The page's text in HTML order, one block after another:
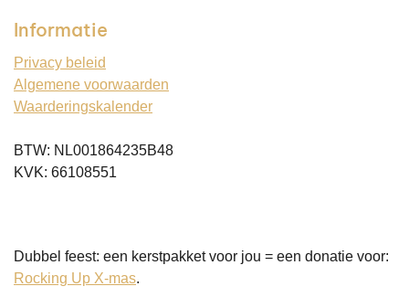
Informatie
Privacy beleid
Algemene voorwaarden
Waarderingskalender
BTW: NL001864235B48
KVK: 66108551
Dubbel feest: een kerstpakket voor jou = een donatie voor:
Rocking Up X-mas.